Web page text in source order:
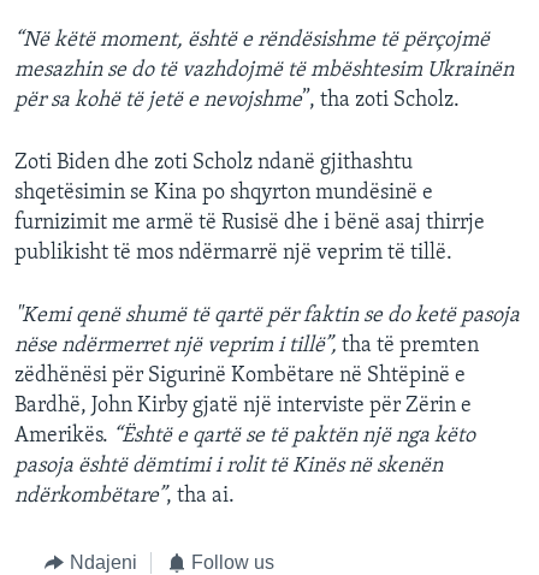
“Në këtë moment, është e rëndësishme të përçojmë
mesazhin se do të vazhdojmë të mbështesim Ukrainën
për sa kohë të jetë e nevojshme”, tha zoti Scholz.
Zoti Biden dhe zoti Scholz ndanë gjithashtu
shqetësimin se Kina po shqyrton mundësinë e
furnizimit me armë të Rusisë dhe i bënë asaj thirrje
publikisht të mos ndërmarrë një veprim të tillë.
"Kemi qenë shumë të qartë për faktin se do ketë pasoja
nëse ndërmerret një veprim i tillë”, tha të premten
zëdhënësi për Sigurinë Kombëtare në Shtëpinë e
Bardhë, John Kirby gjatë një interviste për Zërin e
Amerikës. “Është e qartë se të paktën një nga këto
pasoja është dëmtimi i rolit të Kinës në skenën
ndërkombëtare”, tha ai.
Ndajeni Follow us